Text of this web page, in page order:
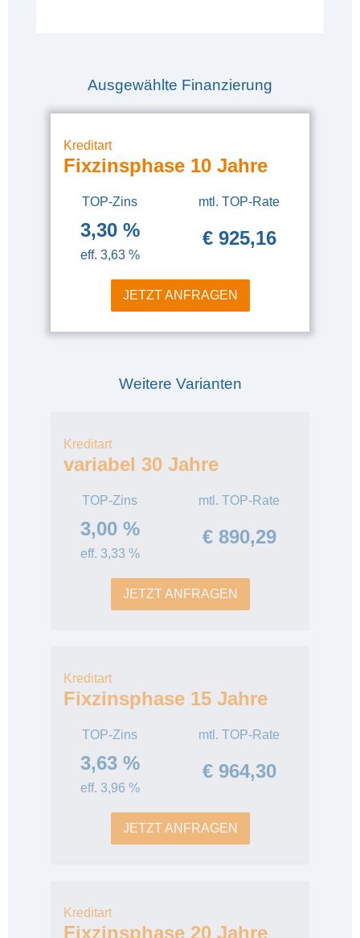
Ausgewählte Finanzierung
Kreditart
Fixzinsphase 10 Jahre
TOP-Zins
3,30 %
eff. 3,63 %
mtl. TOP-Rate
€ 925,16
JETZT ANFRAGEN
Weitere Varianten
Kreditart
variabel 30 Jahre
TOP-Zins
3,00 %
eff. 3,33 %
mtl. TOP-Rate
€ 890,29
JETZT ANFRAGEN
Kreditart
Fixzinsphase 15 Jahre
TOP-Zins
3,63 %
eff. 3,96 %
mtl. TOP-Rate
€ 964,30
JETZT ANFRAGEN
Kreditart
Fixzinsphase 20 Jahre